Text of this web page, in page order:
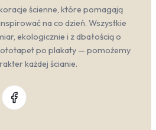
ścienne, które pomagają
na co dzień. Wszystkie
ekologicznie i z dbałością o
po plakaty — pomożemy
każdej ścianie.